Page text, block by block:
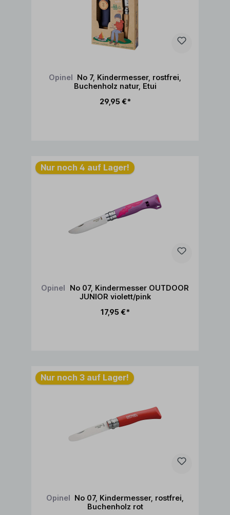
Opinel No 7, Kindermesser, rostfrei,
Buchenholz natur, Etui
29,95 €*
Nur noch 4 auf Lager!
Opinel
No 07, Kindermesser OUTDOOR
JUNIOR violett/pink
17,95 €*
Nur noch 3 auf Lager!
Opinel No 07, Kindermesser, rostfrei,
Buchenholz rot